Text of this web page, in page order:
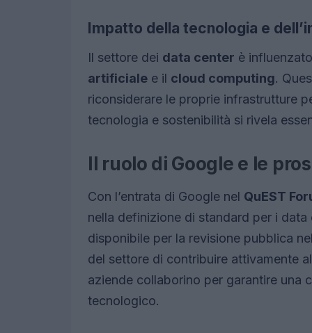
Impatto della tecnologia e
Il settore dei data center è
artificiale e il cloud computing.
riconsiderare le proprie infrastrutture
tecnologia e sostenibilità si rivela
Il ruolo di Google e le
Con l’entrata di Google nel QuEST
nella definizione di standard per i
disponibile per la revisione pubblica
del settore di contribuire attivamente
aziende collaborino per garantire una
tecnologico.